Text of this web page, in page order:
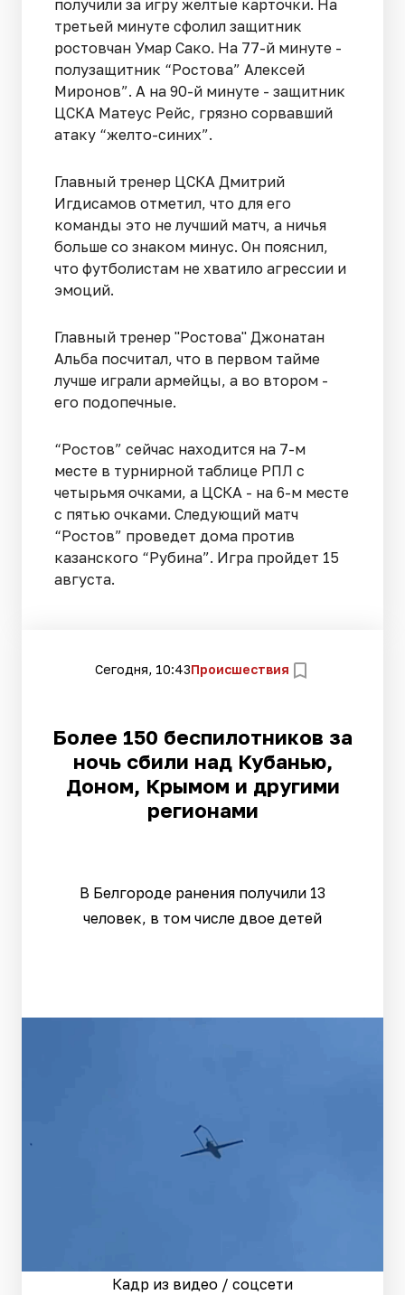
получили за игру желтые карточки. На
третьей минуте сфолил защитник
ростовчан Умар Сако. На 77-й минуте -
полузащитник “Ростова” Алексей
Миронов”. А на 90-й минуте - защитник
ЦСКА Матеус Рейс, грязно сорвавший
атаку “желто-синих”.
Главный тренер ЦСКА Дмитрий
Игдисамов отметил, что для его
команды это не лучший матч, а ничья
больше со знаком минус. Он пояснил,
что футболистам не хватило агрессии и
эмоций.
Главный тренер "Ростова" Джонатан
Альба посчитал, что в первом тайме
лучше играли армейцы, а во втором -
его подопечные.
“Ростов” сейчас находится на 7-м
месте в турнирной таблице РПЛ с
четырьмя очками, а ЦСКА - на 6-м месте
с пятью очками. Следующий матч
“Ростов” проведет дома против
казанского “Рубина”. Игра пройдет 15
августа.
Сегодня, 10:43Происшествия
Более 150 беспилотников за
ночь сбили над Кубанью,
Доном, Крымом и другими
регионами
В Белгороде ранения получили 13
человек, в том числе двое детей
Кадр из видео / соцсети